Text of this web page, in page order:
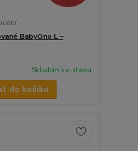
BabyOno L –
Skladem v e-shopu
do košíku